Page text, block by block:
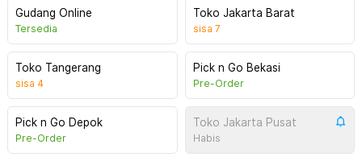
Gudang Online
Tersedia
Toko Jakarta Barat
sisa 7
Toko Tangerang
sisa 4
Pick n Go Bekasi
Pre-Order
Pick n Go Depok
Pre-Order
Toko Jakarta Pusat
Habis